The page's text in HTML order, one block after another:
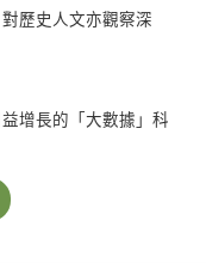
歷史人文亦觀察深
增長的「大數據」科